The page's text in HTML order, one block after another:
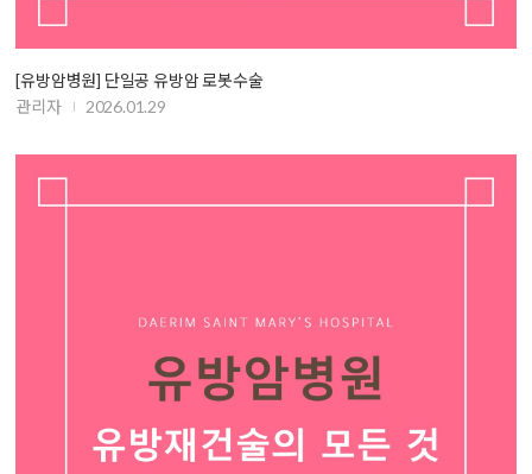
[유방암병원] 단일공 유방암 로봇수술
관리자
2026.01.29